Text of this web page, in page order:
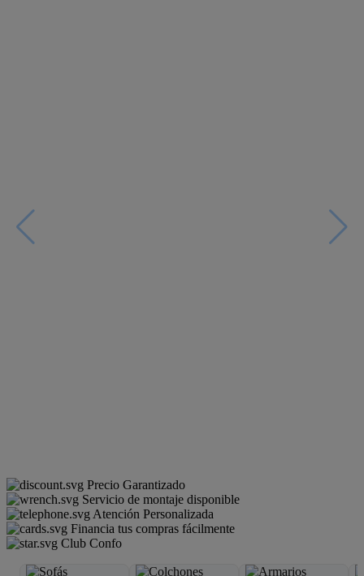
Precio Garantizado
Servicio de montaje disponible
Atención Personalizada
Financia tus compras fácilmente
Club Confo